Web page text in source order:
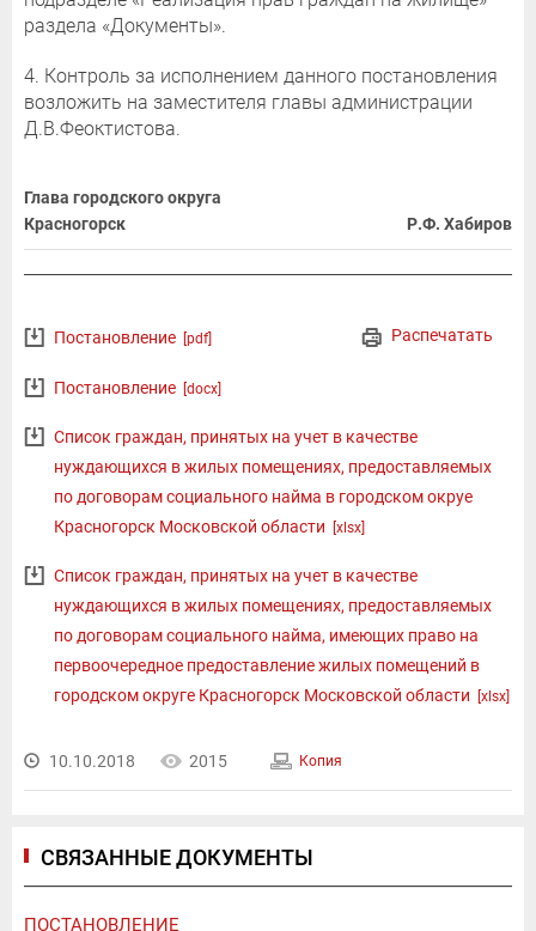
раздела «Документы».
4. Контроль за исполнением данного постановления
возложить на заместителя главы администрации
Д.В.Феоктистова.
Глава городского округа
Красногорск
Р.Ф. Хабиров
Распечатать
Постановление [pdf]
Постановление [docx]
Список граждан, принятых на учет в качестве
нуждающихся в жилых помещениях, предоставляемых
по договорам социального найма в городском окруе
Красногорск Московской области
[xlsx]
Список граждан, принятых на учет в качестве
нуждающихся в жилых помещениях, предоставляемых
по договорам социального найма, имеющих право на
первоочередное предоставление жилых помещений в
городском округе Красногорск Московской области
[xlsx]
10.10.2018 2015 Копия
СВЯЗАННЫЕ ДОКУМЕНТЫ
ПОСТАНОВЛЕНИЕ